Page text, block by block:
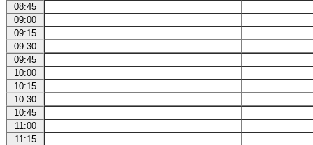
08:45
09:00
09:15
09:30
09:45
10:00
10:15
10:30
10:45
11:00
11:15